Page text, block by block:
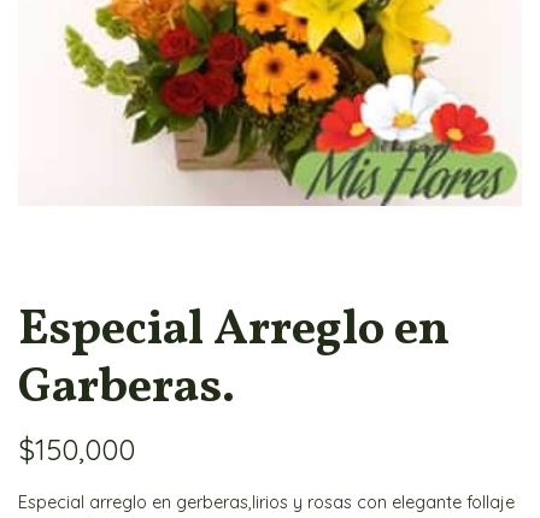
Especial Arreglo en
Garberas.
$150,000
Especial arreglo en gerberas,lirios y rosas con elegante follaje